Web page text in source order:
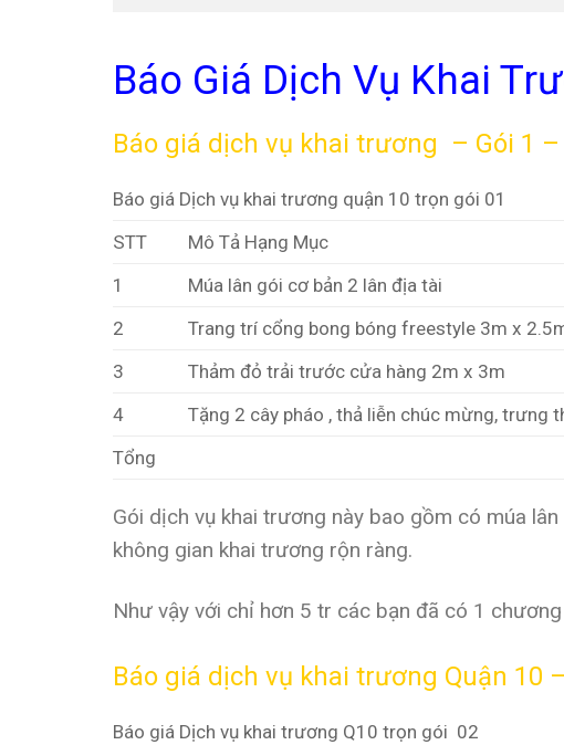
Báo Giá Dịch Vụ Khai
Báo giá dịch vụ khai trương – Gói 1 –
Báo giá Dịch vụ khai trương quận 10 trọn gói 01
STT
Mô Tả Hạng Mục
1
Múa lân gói cơ bản 2 lân địa tài
2
Trang trí cổng bong bóng freestyle 3m x
3
Thảm đỏ trải trước cửa hàng 2m x 3m
4
Tặng 2 cây pháo , thả liễn chúc mừng, trưng
Tổng
Gói dịch vụ khai trương này bao gồm có múa
không gian khai trương rộn ràng.
Như vậy với chỉ hơn 5 tr các bạn đã có 1
Báo giá dịch vụ khai trương Quận 10
Báo giá Dịch vụ khai trương Q10 trọn gói 02